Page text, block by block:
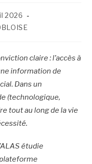
2026
claire : l’accès à
information de
Dans un
(technologique,
tout au long de la vie
étudie